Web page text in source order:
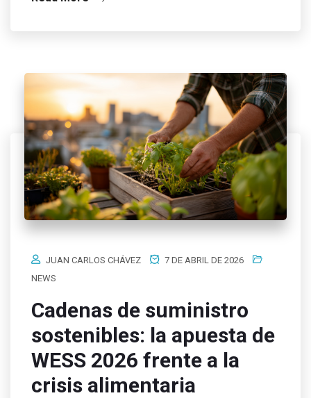
JUAN CARLOS CHÁVEZ
7 DE ABRIL DE 2026
NEWS
Cadenas de suministro
sostenibles: la apuesta de
WESS 2026 frente a la
crisis alimentaria